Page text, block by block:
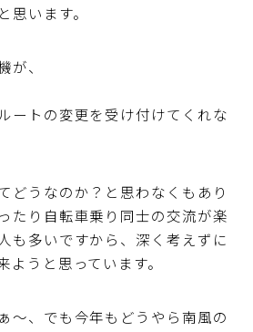
思います。
が、
ートの変更を受け付けてくれな
どうなのか？と思わなくもあり
たり自転車乗り同士の交流が楽
も多いですから、深く考えずに
ようと思っています。
～、でも今年もどうやら南風の